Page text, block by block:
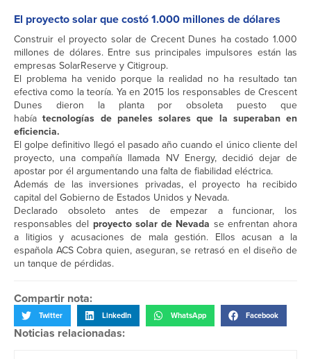
El proyecto solar que costó 1.000 millones de dólares
Construir el proyecto solar de Crecent Dunes ha costado 1.000
millones de dólares. Entre sus principales impulsores están las
empresas SolarReserve y Citigroup.
El problema ha venido porque la realidad no ha resultado tan
efectiva como la teoría. Ya en 2015 los responsables de Crescent
Dunes dieron la planta por obsoleta puesto que
habíatecnologías de paneles solares que la superaban en
eficiencia.
El golpe definitivo llegó el pasado año cuando el único cliente del
proyecto, una compañía llamada NV Energy, decidió dejar de
apostar por él argumentando una falta de fiabilidad eléctrica.
Además de las inversiones privadas, el proyecto ha recibido
capital del Gobierno de Estados Unidos y Nevada.
Declarado obsoleto antes de empezar a funcionar, los
responsables del proyecto solar de Nevada se enfrentan ahora
a litigios y acusaciones de mala gestión. Ellos acusan a la
española ACS Cobra quien, aseguran, se retrasó en el diseño de
un tanque de pérdidas.
Compartir nota:
Twitter LinkedIn WhatsApp Facebook
Noticias relacionadas: